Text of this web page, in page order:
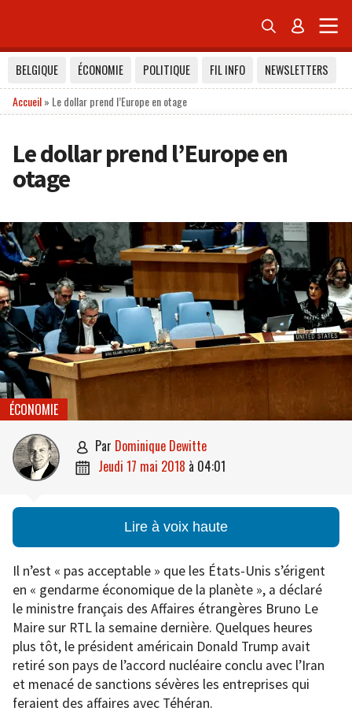
 
BELGIQUE ÉCONOMIE POLITIQUE FIL INFO
NEWSLETTERS
Accueil» Le dollar prend l’Europe en otage
Le dollar prend l’Europe en
otage
ÉCONOMIE
 par Dominique Dewitte
 jeudi 17 mai 2018 à 04:01
Lire à voix haute
Il n’est « pas acceptable » que les États-Unis s’érigent
en « gendarme économique de la planète », a déclaré
le ministre français des Affaires étrangères Bruno Le
Maire sur RTL la semaine dernière. Quelques heures
plus tôt, le président américain Donald Trump avait
retiré son pays de l’accord nucléaire conclu avec l’Iran
et menacé de sanctions sévères les entreprises qui
feraient des affaires avec Téhéran.